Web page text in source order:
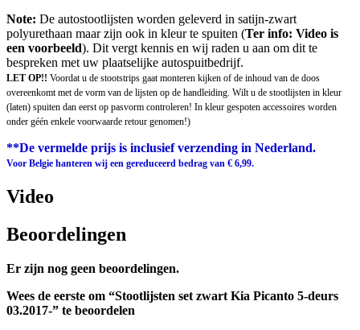
Note: De autostootlijsten worden geleverd in satijn-zwart
polyurethaan maar zijn ook in kleur te spuiten (Ter info: Video is
een voorbeeld). Dit vergt kennis en wij raden u aan om dit te
bespreken met uw plaatselijke autospuitbedrijf.
LET OP!! Voordat u de stootstrips gaat monteren kijken of de inhoud van de doos
overeenkomt met de vorm van de lijsten op de handleiding. Wilt u de stootlijsten in kleur
(laten) spuiten dan eerst op pasvorm controleren! In kleur gespoten accessoires worden
onder géén enkele voorwaarde retour genomen!)
**De vermelde prijs is inclusief verzending in Nederland.
Voor Belgie hanteren wij een gereduceerd bedrag van € 6,99.
Video
Beoordelingen
Er zijn nog geen beoordelingen.
Wees de eerste om “Stootlijsten set zwart Kia Picanto 5-deurs
03.2017-” te beoordelen